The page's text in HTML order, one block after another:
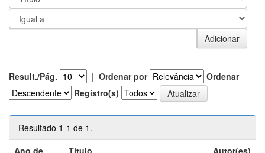
Result./Pág. | Ordenar por
Ordenar
Registro(s)
Resultado 1-1 de 1.
Ano de
Título Autor(es)